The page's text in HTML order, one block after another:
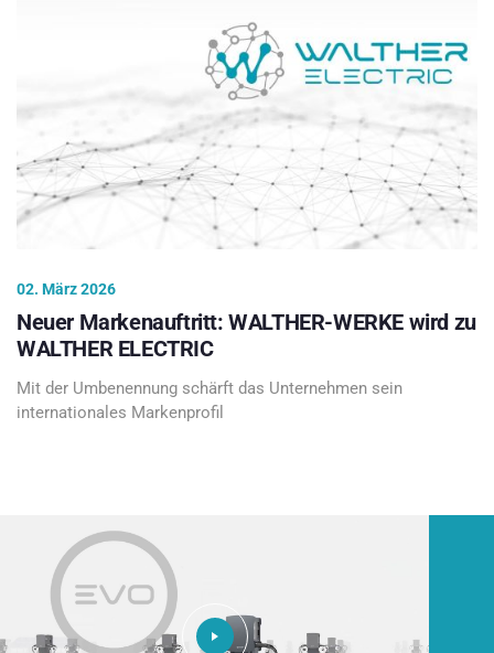
02. März 2026
Neuer Markenauftritt: WALTHER-WERKE wird zu
WALTHER ELECTRIC
Mit der Umbenennung schärft das Unternehmen sein
internationales Markenprofil